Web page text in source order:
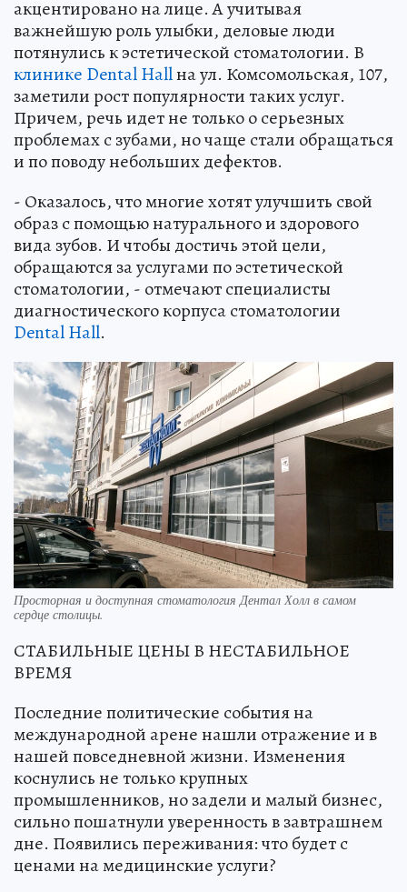
акцентировано на лице. А учитывая
важнейшую роль улыбки, деловые люди
потянулись к эстетической стоматологии. В
клинике Dental Hallна ул. Комсомольская, 107,
заметили рост популярности таких услуг.
Причем, речь идет не только о серьезных
проблемах с зубами, но чаще стали обращаться
и по поводу небольших дефектов.
- Оказалось, что многие хотят улучшить свой
образ с помощью натурального и здорового
вида зубов. И чтобы достичь этой цели,
обращаются за услугами по эстетической
стоматологии, - отмечают специалисты
диагностического корпуса стоматологии
Dental Hall.
Просторная и доступная стоматология Дентал Холл в самом
сердце столицы.
СТАБИЛЬНЫЕ ЦЕНЫ В НЕСТАБИЛЬНОЕ
ВРЕМЯ
Последние политические события на
международной арене нашли отражение и в
нашей повседневной жизни. Изменения
коснулись не только крупных
промышленников, но задели и малый бизнес,
сильно пошатнули уверенность в завтрашнем
дне. Появились переживания: что будет с
ценами на медицинские услуги?